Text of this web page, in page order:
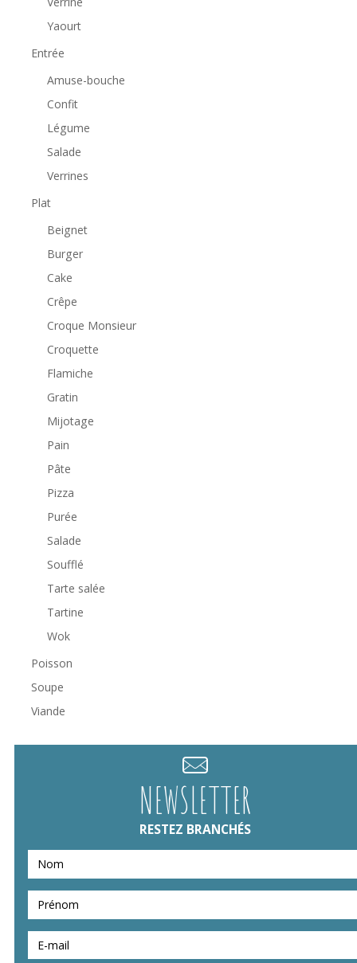
Yaourt
Entrée
Amuse-bouche
Confit
Légume
Salade
Verrines
Plat
Beignet
Burger
Cake
Crêpe
Croque Monsieur
Croquette
Flamiche
Gratin
Mijotage
Pain
Pâte
Pizza
Purée
Salade
Soufflé
Tarte salée
Tartine
Wok
Poisson
Soupe
Viande
NEWSLETTER
RESTEZ BRANCHÉS